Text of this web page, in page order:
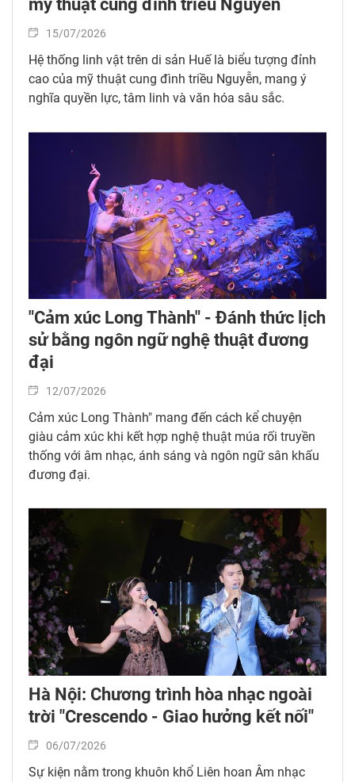
mỹ thuật cung đình triều Nguyễn
15/07/2026
Hệ thống linh vật trên di sản Huế là biểu tượng đỉnh
cao của mỹ thuật cung đình triều Nguyễn, mang ý
nghĩa quyền lực, tâm linh và văn hóa sâu sắc.
"Cảm xúc Long Thành" - Đánh thức lịch
sử bằng ngôn ngữ nghệ thuật đương
đại
12/07/2026
Cảm xúc Long Thành" mang đến cách kể chuyện
giàu cảm xúc khi kết hợp nghệ thuật múa rối truyền
thống với âm nhạc, ánh sáng và ngôn ngữ sân khấu
đương đại.
Hà Nội: Chương trình hòa nhạc ngoài
trời "Crescendo - Giao hưởng kết nối"
06/07/2026
Sự kiện nằm trong khuôn khổ Liên hoan Âm nhạc